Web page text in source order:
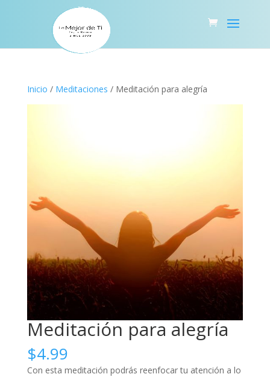
Inicio / Meditaciones / Meditación para alegría
Meditación para alegría
$4.99
Con esta meditación podrás reenfocar tu atención a lo